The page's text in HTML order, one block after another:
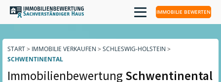
IMMOBILIE BEWERTEN
START> IMMOBILIE VERKAUFEN > SCHLESWIG-HOLSTEIN >
SCHWENTINENTAL
ImmobilienbewertungSchwentinental